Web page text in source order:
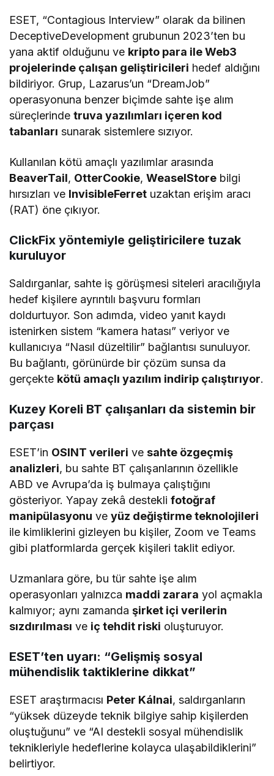
ESET, “Contagious Interview” olarak da bilinen
DeceptiveDevelopment grubunun 2023’ten bu
yana aktif olduğunu ve kripto para ile Web3
projelerinde çalışan geliştiricileri hedef aldığını
bildiriyor. Grup, Lazarus’un “DreamJob”
operasyonuna benzer biçimde sahte işe alım
süreçlerindetruva yazılımları içeren kod
tabanları sunarak sistemlere sızıyor.
Kullanılan kötü amaçlı yazılımlar arasında
BeaverTail, OtterCookie,WeaselStore bilgi
hırsızları ve InvisibleFerret uzaktan erişim aracı
(RAT) öne çıkıyor.
ClickFix yöntemiyle geliştiricilere tuzak
kuruluyor
Saldırganlar, sahte iş görüşmesi siteleri aracılığıyla
hedef kişilere ayrıntılı başvuru formları
doldurtuyor. Son adımda, video yanıt kaydı
istenirken sistem “kamera hatası” veriyor ve
kullanıcıya “Nasıl düzeltilir” bağlantısı sunuluyor.
Bu bağlantı, görünürde bir çözüm sunsa da
gerçekte kötü amaçlı yazılım indirip çalıştırıyor.
Kuzey Koreli BT çalışanları da sistemin bir
parçası
ESET’in OSINT verileri vesahte özgeçmiş
analizleri, bu sahte BT çalışanlarının özellikle
ABD ve Avrupa’da iş bulmaya çalıştığını
gösteriyor. Yapay zekâ desteklifotoğraf
manipülasyonu veyüz değiştirme teknolojileri
ile kimliklerini gizleyen bu kişiler, Zoom ve Teams
gibi platformlarda gerçek kişileri taklit ediyor.
Uzmanlara göre, bu tür sahte işe alım
operasyonları yalnızca maddi zarara yol açmakla
kalmıyor; aynı zamandaşirket içi verilerin
sızdırılması ve iç tehdit riski oluşturuyor.
ESET’ten uyarı: “Gelişmiş sosyal
mühendislik taktiklerine dikkat”
ESET araştırmacısı Peter Kálnai, saldırganların
“yüksek düzeyde teknik bilgiye sahip kişilerden
oluştuğunu” ve “AI destekli sosyal mühendislik
teknikleriyle hedeflerine kolayca ulaşabildiklerini”
belirtiyor.